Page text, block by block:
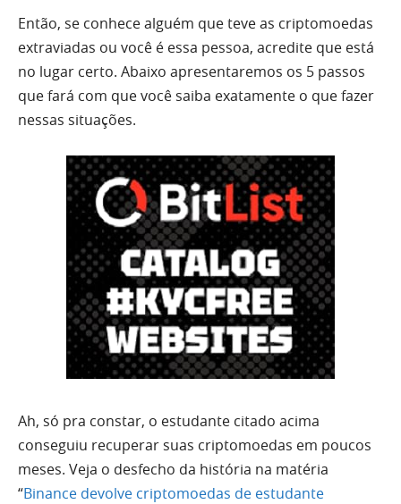
Então, se conhece alguém que teve as criptomoedas
extraviadas ou você é essa pessoa, acredite que está
no lugar certo. Abaixo apresentaremos os 5 passos
que fará com que você saiba exatamente o que fazer
nessas situações.
Ah, só pra constar, o estudante citado acima
conseguiu recuperar suas criptomoedas em poucos
meses. Veja o desfecho da história na matéria
“Binance devolve criptomoedas de estudante